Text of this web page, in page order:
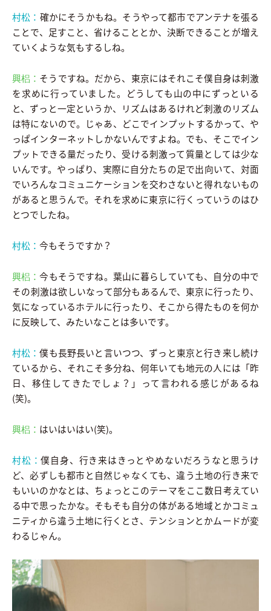
村松： 確かにそうかもね。そうやって都市でアンテナを張る
ことで、足すこと、省けることとか、決断できることが増え
ていくような気もするしね。
興梠： そうですね。だから、東京にはそれこそ僕自身は刺激
を求めに行っていました。どうしても山の中にずっといる
と、ずっと一定というか、リズムはあるけれど刺激のリズム
は特にないので。じゃあ、どこでインプットするかって、や
っぱインターネットしかないんですよね。でも、そこでイン
プットできる量だったり、受ける刺激って質量としては少な
いんです。やっぱり、実際に自分たちの足で出向いて、対面
でいろんなコミュニケーションを交わさないと得れないもの
があると思うんで。それを求めに東京に行くっていうのはひ
とつでしたね。
村松： 今もそうですか？
興梠：今もそうですね。葉山に暮らしていても、自分の中で
その刺激は欲しいなって部分もあるんで、東京に行ったり、
気になっているホテルに行ったり、そこから得たものを何か
に反映して、みたいなことは多いです。
村松：僕も長野長いと言いつつ、ずっと東京と行き来し続け
ているから、それこそ多分ね、何年いても地元の人には「昨
日、移住してきたでしょ？」って言われる感じがあるね
(笑)。
興梠： はいはいはい(笑)。
村松：僕自身、行き来はきっとやめないだろうなと思うけ
ど、必ずしも都市と自然じゃなくても、違う土地の行き来で
もいいのかなとは、ちょっとこのテーマをここ数日考えてい
る中で思ったかな。そもそも自分の体がある地域とかコミュ
ニティから違う土地に行くとさ、テンションとかムードが変
わるじゃん。